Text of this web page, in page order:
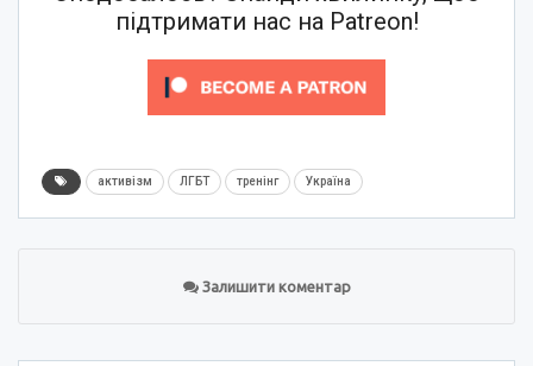
підтримати нас на Patreon!
активізм ЛГБТ тренінг Україна
Залишити коментар